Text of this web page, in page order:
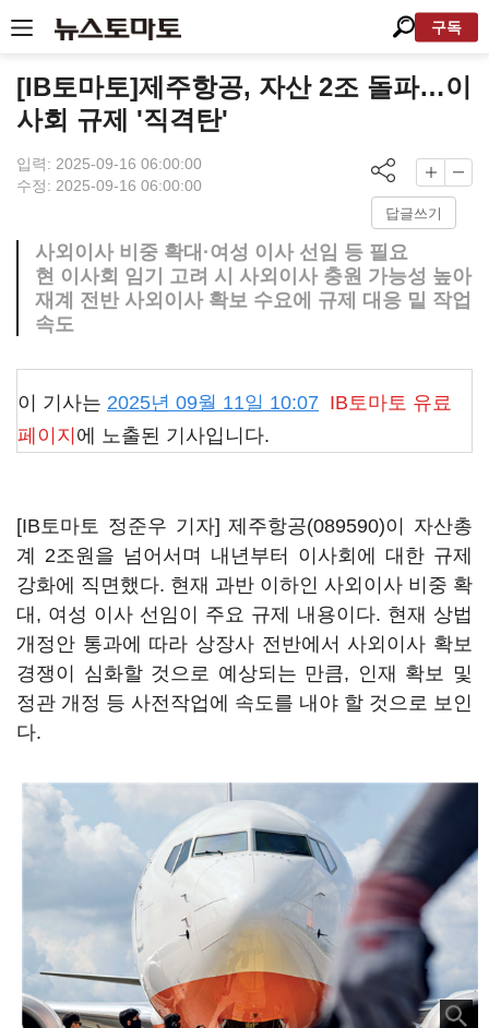
구독
[IB토마토]제주항공, 자산 2조 돌파…이
사회 규제 '직격탄'
입력: 2025-09-16 06:00:00
수정: 2025-09-16 06:00:00
답글쓰기
사외이사 비중 확대·여성 이사 선임 등 필요
현 이사회 임기 고려 시 사외이사 충원 가능성 높아
재계 전반 사외이사 확보 수요에 규제 대응 밑 작업
속도
이 기사는 2025년 09월 11일 10:07 IB토마토 유료
페이지 에 노출된 기사입니다.
[IB토마토 정준우 기자]제주항공(089590)이 자산총
계 2조원을 넘어서며 내년부터 이사회에 대한 규제
강화에 직면했다. 현재 과반 이하인 사외이사 비중 확
대, 여성 이사 선임이 주요 규제 내용이다. 현재 상법
개정안 통과에 따라 상장사 전반에서 사외이사 확보
경쟁이 심화할 것으로 예상되는 만큼, 인재 확보 및
정관 개정 등 사전작업에 속도를 내야 할 것으로 보인
다.